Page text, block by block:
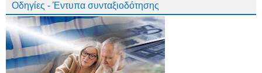
Οδηγίες - Έντυπα συνταξιοδότησης